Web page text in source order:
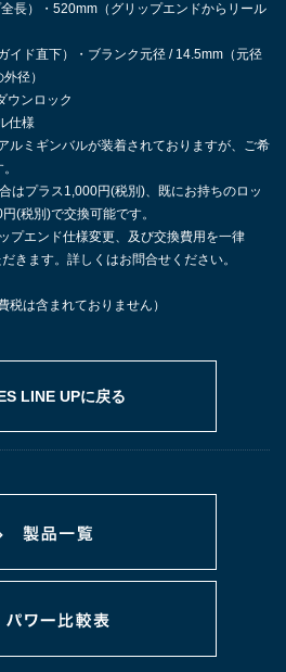
長）・520mm（グリップエンドからリール
イド直下）・ブランク元径 / 14.5mm（元径
径）
ウンロック
仕様
ルミギンバルが装着されておりますが、ご希
はプラス1,000円(税別)、既にお持ちのロッ
(税別)で交換可能です。
プエンド仕様変更、及び交換費用を一律
きます。詳しくはお問合せください。
は含まれておりません）
LINE UPに戻る